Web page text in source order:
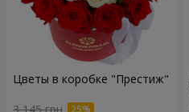
Цветы в коробке "Престиж"